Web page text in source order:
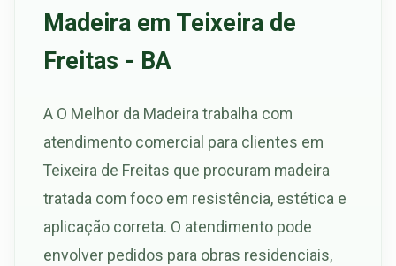
Madeira em Teixeira de
Freitas - BA
A O Melhor da Madeira trabalha com
atendimento comercial para clientes em
Teixeira de Freitas que procuram madeira
tratada com foco em resistência, estética e
aplicação correta. O atendimento pode
envolver pedidos para obras residenciais,